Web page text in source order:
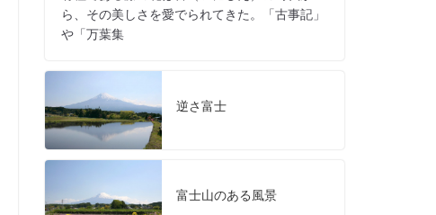
ら、その美しさを愛でられてきた。「古事記」
や「万葉集
逆さ富士
富士山のある風景